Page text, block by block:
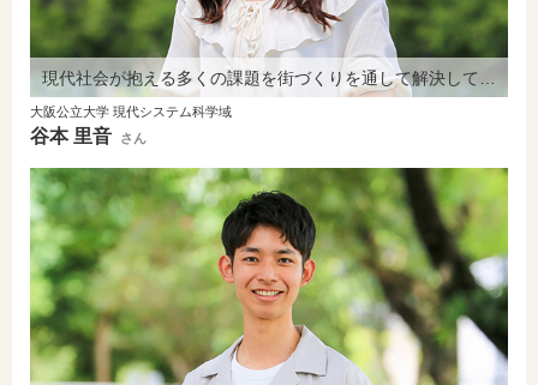
現代社会が抱える多くの課題を街づくりを通して解決していきたい。
大阪公立大学 現代システム科学域
谷本 里音 さん